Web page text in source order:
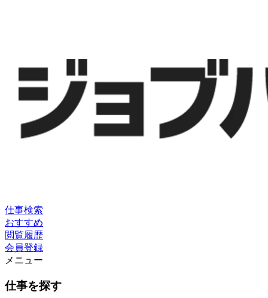
仕事検索
おすすめ
閲覧履歴
会員登録
メニュー
仕事を探す